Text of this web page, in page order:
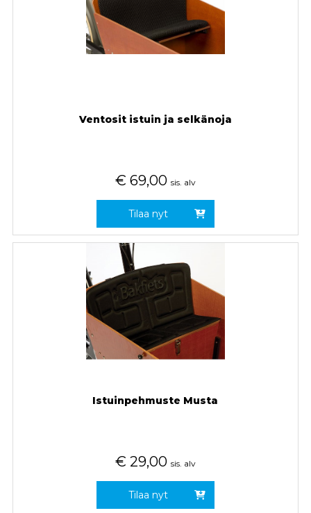
Ventosit istuin ja selkänoja
€ 69,00 sis. alv
Tilaa nyt
Istuinpehmuste Musta
€ 29,00 sis. alv
Tilaa nyt